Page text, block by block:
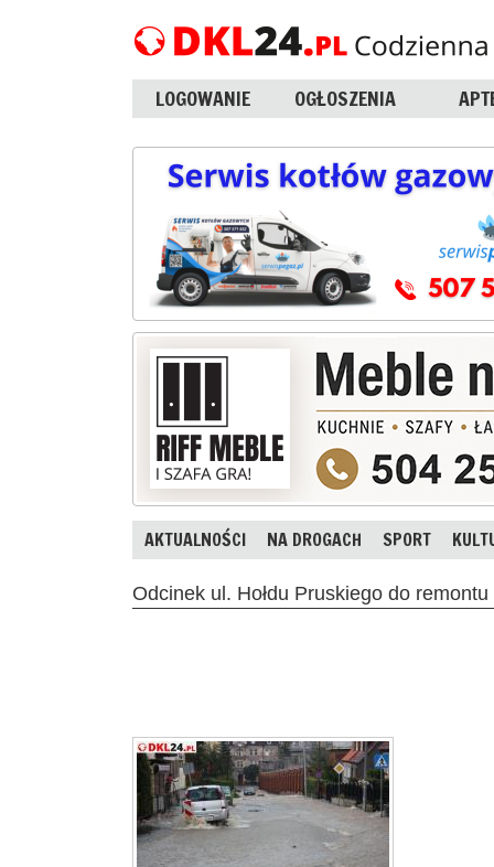
LOGOWANIE OGŁOSZENIA
AKTUALNOŚCI NA DROGACH SPORT
Odcinek ul. Hołdu Pruskiego do remontu